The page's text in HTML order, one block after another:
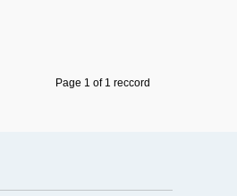
Page 1 of 1 reccord